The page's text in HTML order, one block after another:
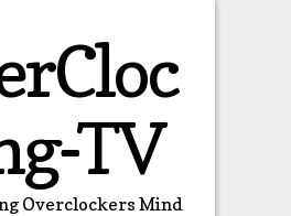
TV
Overclockers Mind